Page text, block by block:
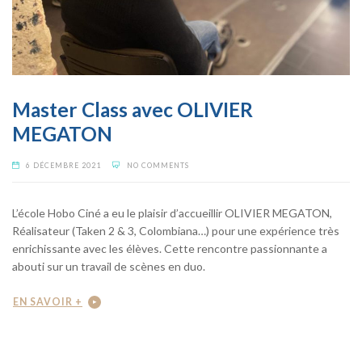
Master Class avec OLIVIER
MEGATON
6 DÉCEMBRE 2021 NO COMMENTS
L’école Hobo Ciné a eu le plaisir d’accueillir OLIVIER MEGATON,
Réalisateur (Taken 2 & 3, Colombiana…) pour une expérience très
enrichissante avec les élèves. Cette rencontre passionnante a
abouti sur un travail de scènes en duo.
EN SAVOIR +